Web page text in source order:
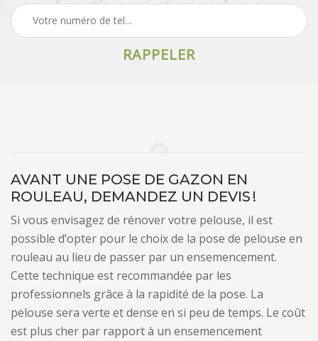
AVANT UNE POSE DE GAZON EN
ROULEAU, DEMANDEZ UN DEVIS !
Si vous envisagez de rénover votre pelouse, il est
possible d’opter pour le choix de la pose de pelouse en
rouleau au lieu de passer par un ensemencement.
Cette technique est recommandée par les
professionnels grâce à la rapidité de la pose. La
pelouse sera verte et dense en si peu de temps. Le coût
est plus cher par rapport à un ensemencement